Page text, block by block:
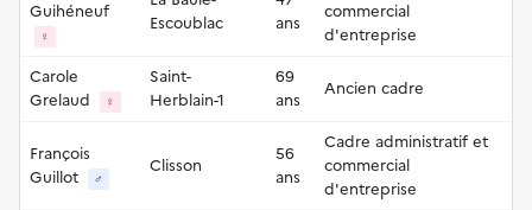
Guihéneuf
♀
Escoublac
ans
commercial
d'entreprise
Carole
Grelaud
♀
Saint-
Herblain-1
69
ans
Ancien cadre
François
Guillot
♂
Clisson
56
ans
Cadre administratif et
commercial
d'entreprise